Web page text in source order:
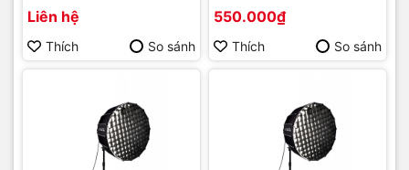
Liên hệ
Thích So sánh
550.000₫
Thích So sánh